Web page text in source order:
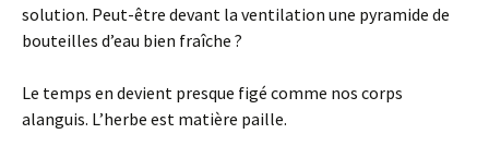
solution. Peut-être devant la ventilation une pyramide de
bouteilles d’eau bien fraîche ?
Le temps en devient presque figé comme nos corps
alanguis. L’herbe est matière paille.